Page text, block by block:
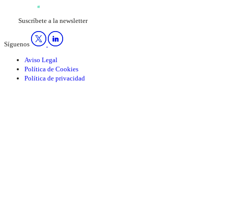
Suscríbete a la newsletter
Síguenos
Aviso Legal
Política de Cookies
Política de privacidad